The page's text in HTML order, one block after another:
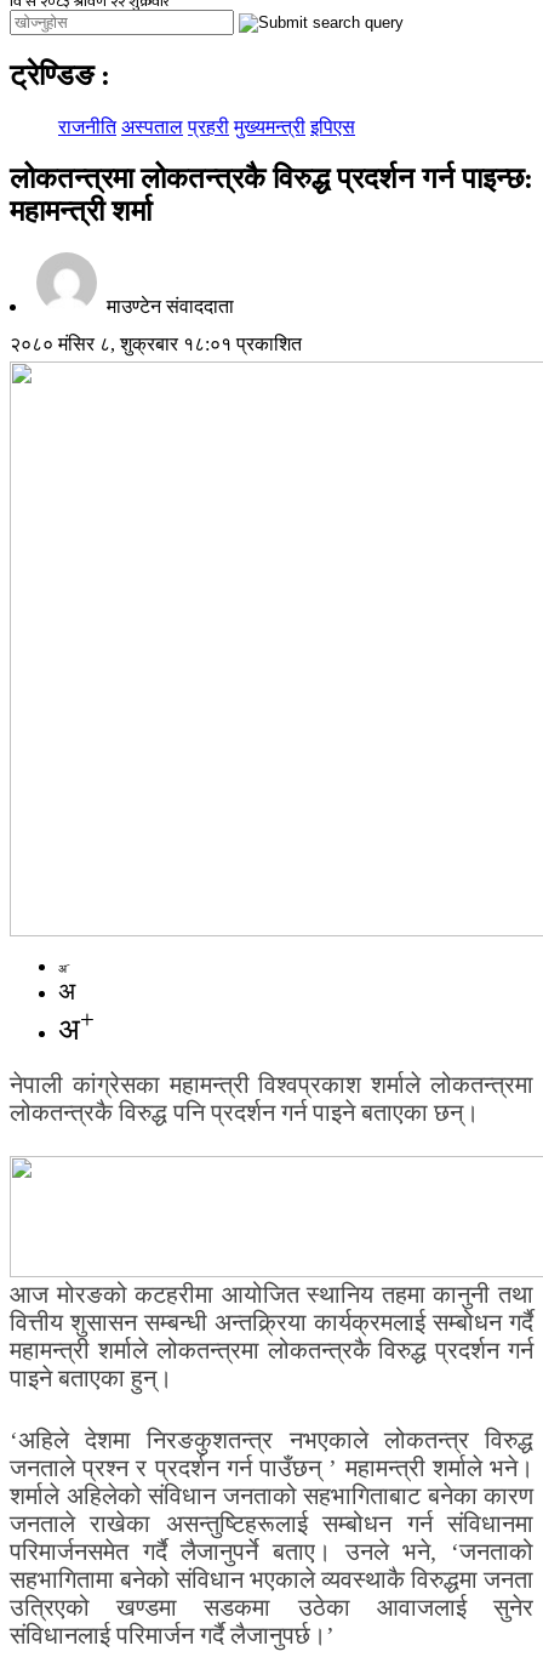
ट्रेण्डिङ :
राजनीति अस्पताल प्रहरी मुख्यमन्त्री इपिएस
लोकतन्त्रमा लोकतन्त्रकै विरुद्ध प्रदर्शन गर्न पाइन्छ:
महामन्त्री शर्मा
माउण्टेन संवाददाता
२०८० मंसिर ८, शुक्रबार १८:०१ प्रकाशित
अ-
अ
अ+
नेपाली कांग्रेसका महामन्त्री विश्वप्रकाश शर्माले लोकतन्त्रमा
लोकतन्त्रकै विरुद्ध पनि प्रदर्शन गर्न पाइने बताएका छन्।
आज मोरङको कटहरीमा आयोजित स्थानिय तहमा कानुनी तथा
वित्तीय शुसासन सम्बन्धी अन्तक्र्रिया कार्यक्रमलाई सम्बोधन गर्दै
महामन्त्री शर्माले लोकतन्त्रमा लोकतन्त्रकै विरुद्ध प्रदर्शन गर्न
पाइने बताएका हुन्।
‘अहिले देशमा निरङकुशतन्त्र नभएकाले लोकतन्त्र विरुद्ध
जनताले प्रश्न र प्रदर्शन गर्न पाउँछन् ’ महामन्त्री शर्माले भने।
शर्माले अहिलेको संविधान जनताको सहभागिताबाट बनेका कारण
जनताले राखेका असन्तुष्टिहरूलाई सम्बोधन गर्न संविधानमा
परिमार्जनसमेत गर्दै लैजानुपर्ने बताए। उनले भने, ‘जनताको
सहभागितामा बनेको संविधान भएकाले व्यवस्थाकै विरुद्धमा जनता
उत्रिएको खण्डमा सडकमा उठेका आवाजलाई सुनेर
संविधानलाई परिमार्जन गर्दै लैजानुपर्छ।’